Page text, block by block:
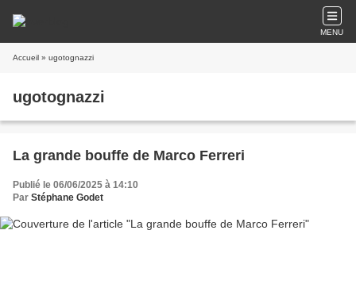
MENU
Accueil » ugotognazzi
ugotognazzi
La grande bouffe de Marco Ferreri
Publié le 06/06/2025 à 14:10
Par Stéphane Godet